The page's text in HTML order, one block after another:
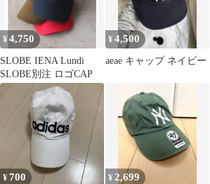
¥ 4,750
SLOBE IENA Lundi
SLOBE別注 ロゴCAP
¥4,500
aeae キャップ ネイビー
¥700 ¥2,699